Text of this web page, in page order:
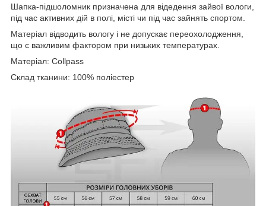
Шапка-підшоломник призначена для відедення зайвої вологи,
під час активних дій в полі, місті чи під час зайнять спортом.
Матеріал відводить вологу і не допускає переохолодження,
що є важливим фактором при низьких температурах.
Матеріал: Collpass
Склад тканини: 100% поліестер